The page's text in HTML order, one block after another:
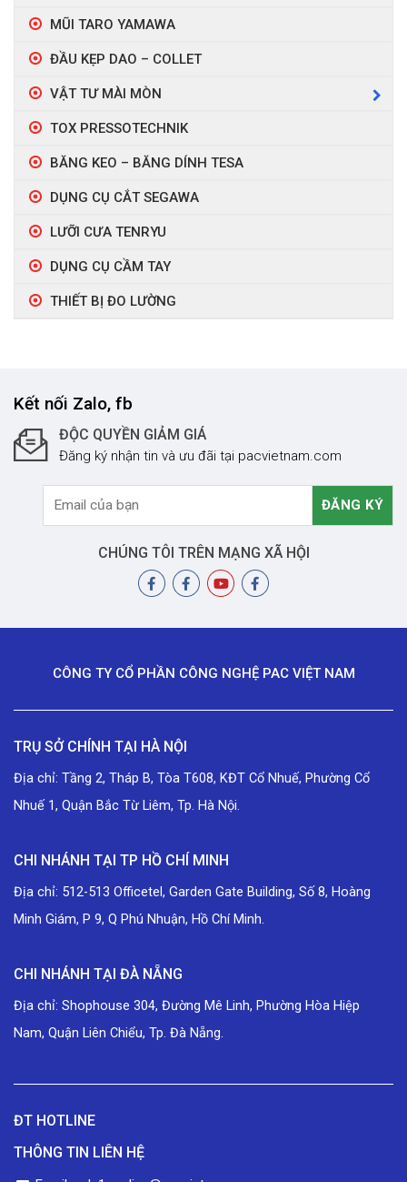
MŨI TARO YAMAWA
ĐẦU KẸP DAO – COLLET
VẬT TƯ MÀI MÒN
TOX PRESSOTECHNIK
BĂNG KEO – BĂNG DÍNH TESA
DỤNG CỤ CẮT SEGAWA
LƯỠI CƯA TENRYU
DỤNG CỤ CẦM TAY
THIẾT BỊ ĐO LƯỜNG
Kết nối Zalo, fb
ĐỘC QUYỀN GIẢM GIÁ
Đăng ký nhận tin và ưu đãi tại pacvietnam.com
CHÚNG TÔI TRÊN MẠNG XÃ HỘI
CÔNG TY CỔ PHẦN CÔNG NGHỆ PAC VIỆT NAM
TRỤ SỞ CHÍNH TẠI HÀ NỘI
Địa chỉ: Tầng 2, Tháp B, Tòa T608, KĐT Cổ Nhuế, Phường Cổ
Nhuế 1, Quận Bắc Từ Liêm, Tp. Hà Nội.
CHI NHÁNH TẠI TP HỒ CHÍ MINH
Địa chỉ: 512-513 Officetel, Garden Gate Building, Số 8, Hoàng
Minh Giám, P 9, Q Phú Nhuận, Hồ Chí Minh.
CHI NHÁNH TẠI ĐÀ NẴNG
Địa chỉ: Shophouse 304, Đường Mê Linh, Phường Hòa Hiệp
Nam, Quận Liên Chiểu, Tp. Đà Nẵng.
ĐT HOTLINE
THÔNG TIN LIÊN HỆ